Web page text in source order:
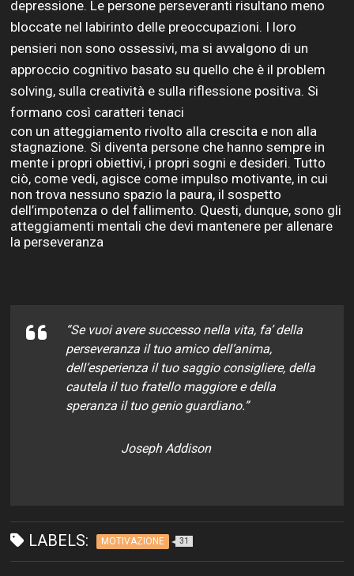
depressione. Le persone perseveranti risultano meno
bloccate nel labirinto delle preoccupazioni. I loro
pensieri non sono ossessivi, ma si avvalgono di un
approccio cognitivo basato su quello che è il problem
solving, sulla creatività e sulla riflessione positiva. Si
formano così caratteri tenaci
con un atteggiamento rivolto alla crescita e non alla
stagnazione. Si diventa persone che hanno sempre in
mente i propri obiettivi, i propri sogni e desideri. Tutto
ciò, come vedi, agisce come impulso motivante, in cui
non trova nessuno spazio la paura, il sospetto
dell’impotenza o del fallimento. Questi, dunque, sono gli
atteggiamenti mentali che devi mantenere per allenare
la perseveranza
“Se vuoi avere successo nella vita, fa’ della
perseveranza il tuo amico dell’anima,
dell’esperienza il tuo saggio consigliere, della
cautela il tuo fratello maggiore e della
speranza il tuo genio guardiano.”
Joseph Addison
LABELS: MOTIVAZIONE 31